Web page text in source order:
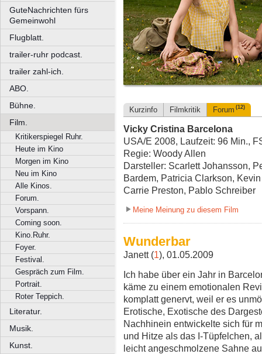
GuteNachrichten fürs
Gemeinwohl
Flugblatt.
trailer-ruhr podcast.
trailer zahl-ich.
ABO.
Bühne.
Film.
Kritikerspiegel Ruhr.
Heute im Kino
Morgen im Kino
Neu im Kino
Alle Kinos.
Forum.
Vorspann.
Coming soon.
Kino.Ruhr.
Foyer.
Festival.
Gespräch zum Film.
Portrait.
Roter Teppich.
Literatur.
Musik.
Kunst.
Kurzinfo Filmkritik Forum (12)
Vicky Cristina Barcelona
USA/E 2008, Laufzeit: 96 Min.,
Regie: Woody Allen
Darsteller: Scarlett Johansson,
Bardem, Patricia Clarkson,
Carrie Preston, Pablo Schreiber
Meine Meinung zu diesem Film
Wunderbar
Janett (1), 01.05.2009
Ich habe über ein Jahr in
käme zu einem emotionalen
komplatt genervt, weil er es
Erotische, Exotische des
Nachhinein entwickelte sich für
und Hitze als das I-Tüpfelchen,
leicht angeschmolzene Sahne